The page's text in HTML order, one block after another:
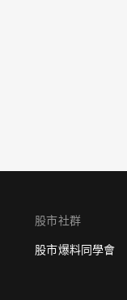
股市社群
股市爆料同學會